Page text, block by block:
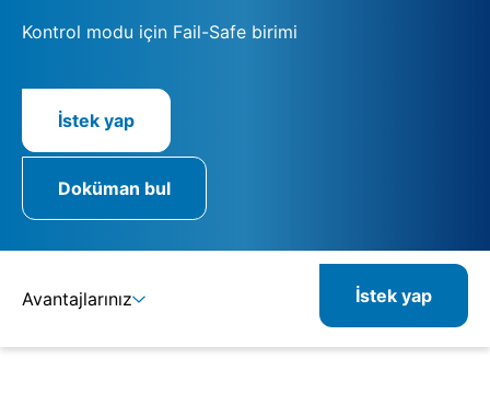
Kontrol modu için Fail-Safe birimi
İstek yap
Doküman bul
Avantajlarınız İstek yap